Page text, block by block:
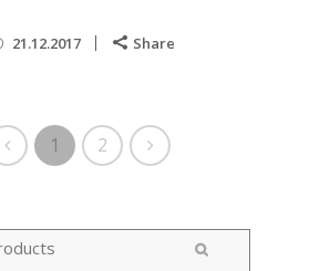
21.12.2017 Share
1 2